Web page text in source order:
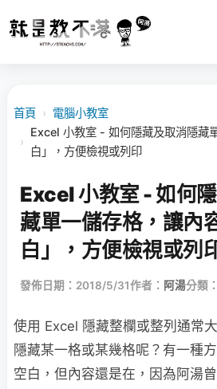
首頁 › 電腦小教室
›
Excel 小教室 - 如何隱藏及取消隱藏
白」，方便檢視或列印
Excel 小教室 - 如何
藏單一儲存格，讓內
白」，方便檢視或列
發佈日期：2018/5/31作者： 阿湯分類：
使用 Excel 隱藏整欄或整列通常
隱藏某一格或某幾格呢？有一種
空白，但內容還是在，因為阿湯